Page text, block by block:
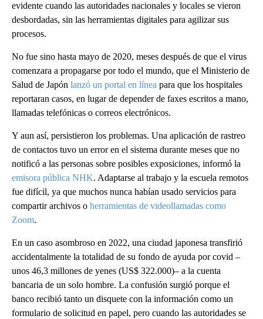
evidente cuando las autoridades nacionales y locales se vieron
desbordadas, sin las herramientas digitales para agilizar sus
procesos.
No fue sino hasta mayo de 2020, meses después de que el virus
comenzara a propagarse por todo el mundo, que el Ministerio de
Salud de Japón lanzó un portal en línea para que los hospitales
reportaran casos, en lugar de depender de faxes escritos a mano,
llamadas telefónicas o correos electrónicos.
Y aun así, persistieron los problemas. Una aplicación de rastreo
de contactos tuvo un error en el sistema durante meses que no
notificó a las personas sobre posibles exposiciones, informó la
emisora pública NHK. Adaptarse al trabajo y la escuela remotos
fue difícil, ya que muchos nunca habían usado servicios para
compartir archivos o herramientas de videollamadas como
Zoom.
En un caso asombroso en 2022, una ciudad japonesa transfirió
accidentalmente la totalidad de su fondo de ayuda por covid –
unos 46,3 millones de yenes (US$ 322.000)– a la cuenta
bancaria de un solo hombre. La confusión surgió porque el
banco recibió tanto un disquete con la información como un
formulario de solicitud en papel, pero cuando las autoridades se